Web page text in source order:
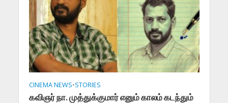
CINEMA NEWS•STORIES
கவிஞர் நா. முத்துக்குமார் எனும் காலம் கடந்தும்